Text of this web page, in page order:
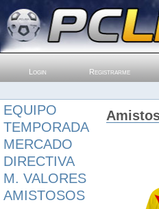
Login Registrarme
EQUIPO
TEMPORADA
MERCADO
DIRECTIVA
M. VALORES
AMISTOSOS